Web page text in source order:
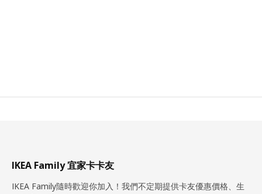
IKEA Family 宜家卡卡友
IKEA Family隨時歡迎你加入！我們不定期提供卡友優惠價格、生